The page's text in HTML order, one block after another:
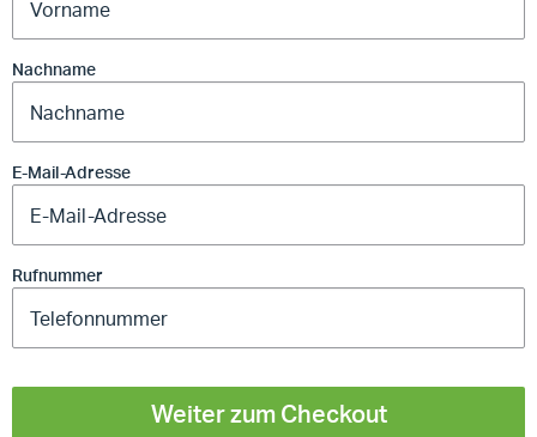
Nachname
E-Mail-Adresse
Rufnummer
Weiter zum Checkout